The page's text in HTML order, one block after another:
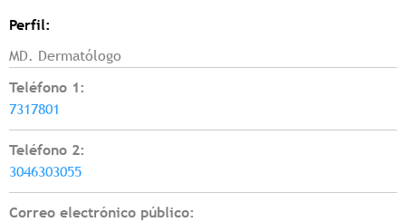
Perfil:
MD. Dermatólogo
Teléfono 1:
7317801
Teléfono 2:
3046303055
Correo electrónico público: